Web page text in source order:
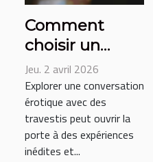
Comment
choisir un
service de
conversation
érotique avec
des travestis ?
Jeu. 2 avril 2026
Explorer une conversation
érotique avec des
travestis peut ouvrir la
porte à des expériences
inédites et...